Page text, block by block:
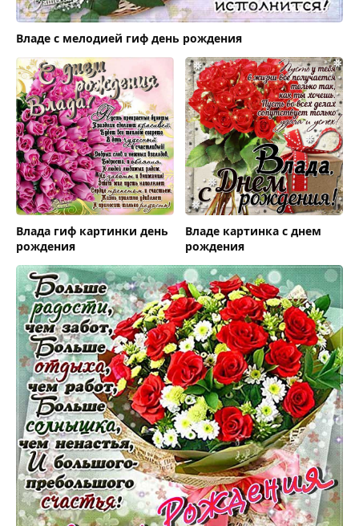
Владе с мелодией гиф день рождения
Влада гиф картинки день
рождения
Владе картинка с днем
рождения